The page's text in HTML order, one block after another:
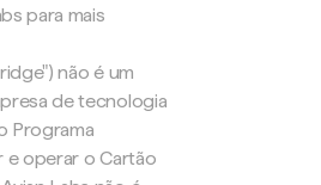
para mais
não é um
de tecnologia
Programa
e operar o Cartão